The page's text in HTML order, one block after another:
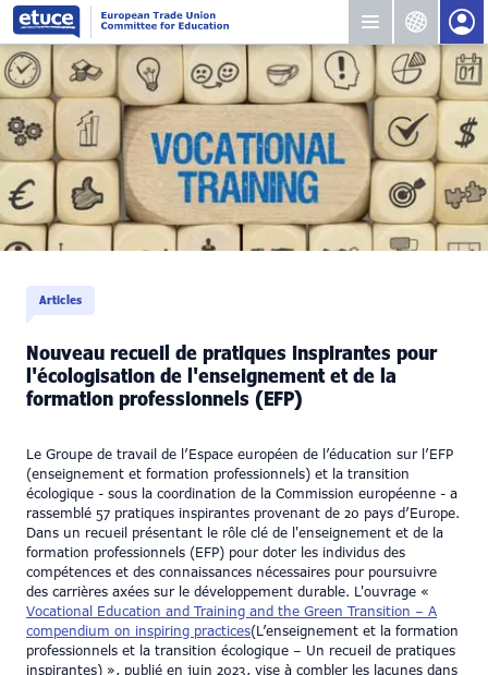
Articles
Nouveau recueil de pratiques inspirantes pour
l'écologisation de l'enseignement et de la
formation professionnels (EFP)
Le Groupe de travail de l’Espace européen de l’éducation sur l’EFP
(enseignement et formation professionnels) et la transition
écologique - sous la coordination de la Commission européenne - a
rassemblé 57 pratiques inspirantes provenant de 20 pays d’Europe.
Dans un recueil présentant le rôle clé de l'enseignement et de la
formation professionnels (EFP) pour doter les individus des
compétences et des connaissances nécessaires pour poursuivre
des carrières axées sur le développement durable. L'ouvrage «
Vocational Education and Training and the Green Transition – A
compendium on inspiring practices(L’enseignement et la formation
professionnels et la transition écologique – Un recueil de pratiques
inspirantes) », publié en juin 2023, vise à combler les lacunes dans